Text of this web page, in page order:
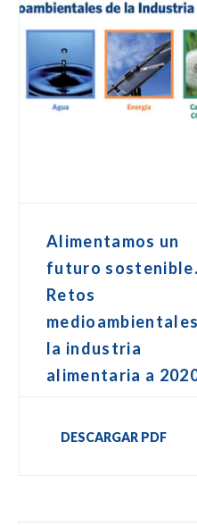
Alimentamos un
futuro sostenible.
Retos
la industria
alimentaria a
DESCARGAR PDF